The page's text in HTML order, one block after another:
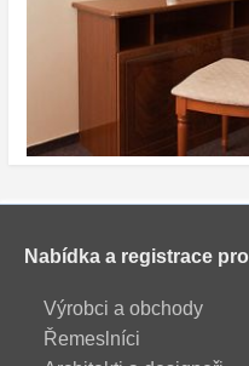
Nabídka a registrace pro
Výrobci a obchody
Řemeslníci